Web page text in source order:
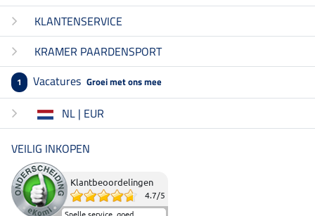
KLANTENSERVICE
KRAMER PAARDENSPORT
1 Vacatures Groei met ons mee
NL | EUR
VEILIG INKOPEN
Klantbeoordelingen
4.7/5
Snelle service, goed